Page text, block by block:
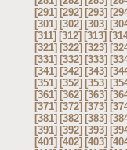
[291] [292] [293]
[301] [302] [303]
[311] [312] [313]
[321] [322] [323]
[331] [332] [333]
[341] [342] [343]
[351] [352] [353]
[361] [362] [363]
[371] [372] [373]
[381] [382] [383]
[391] [392] [393]
[401] [402] [403]